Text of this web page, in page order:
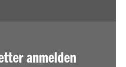
anmelden